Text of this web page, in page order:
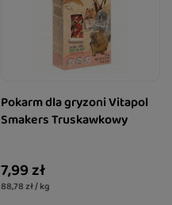
Pokarm dla gryzoni Vitapol
Smakers Truskawkowy
7,99 zł
88,78 zł / kg